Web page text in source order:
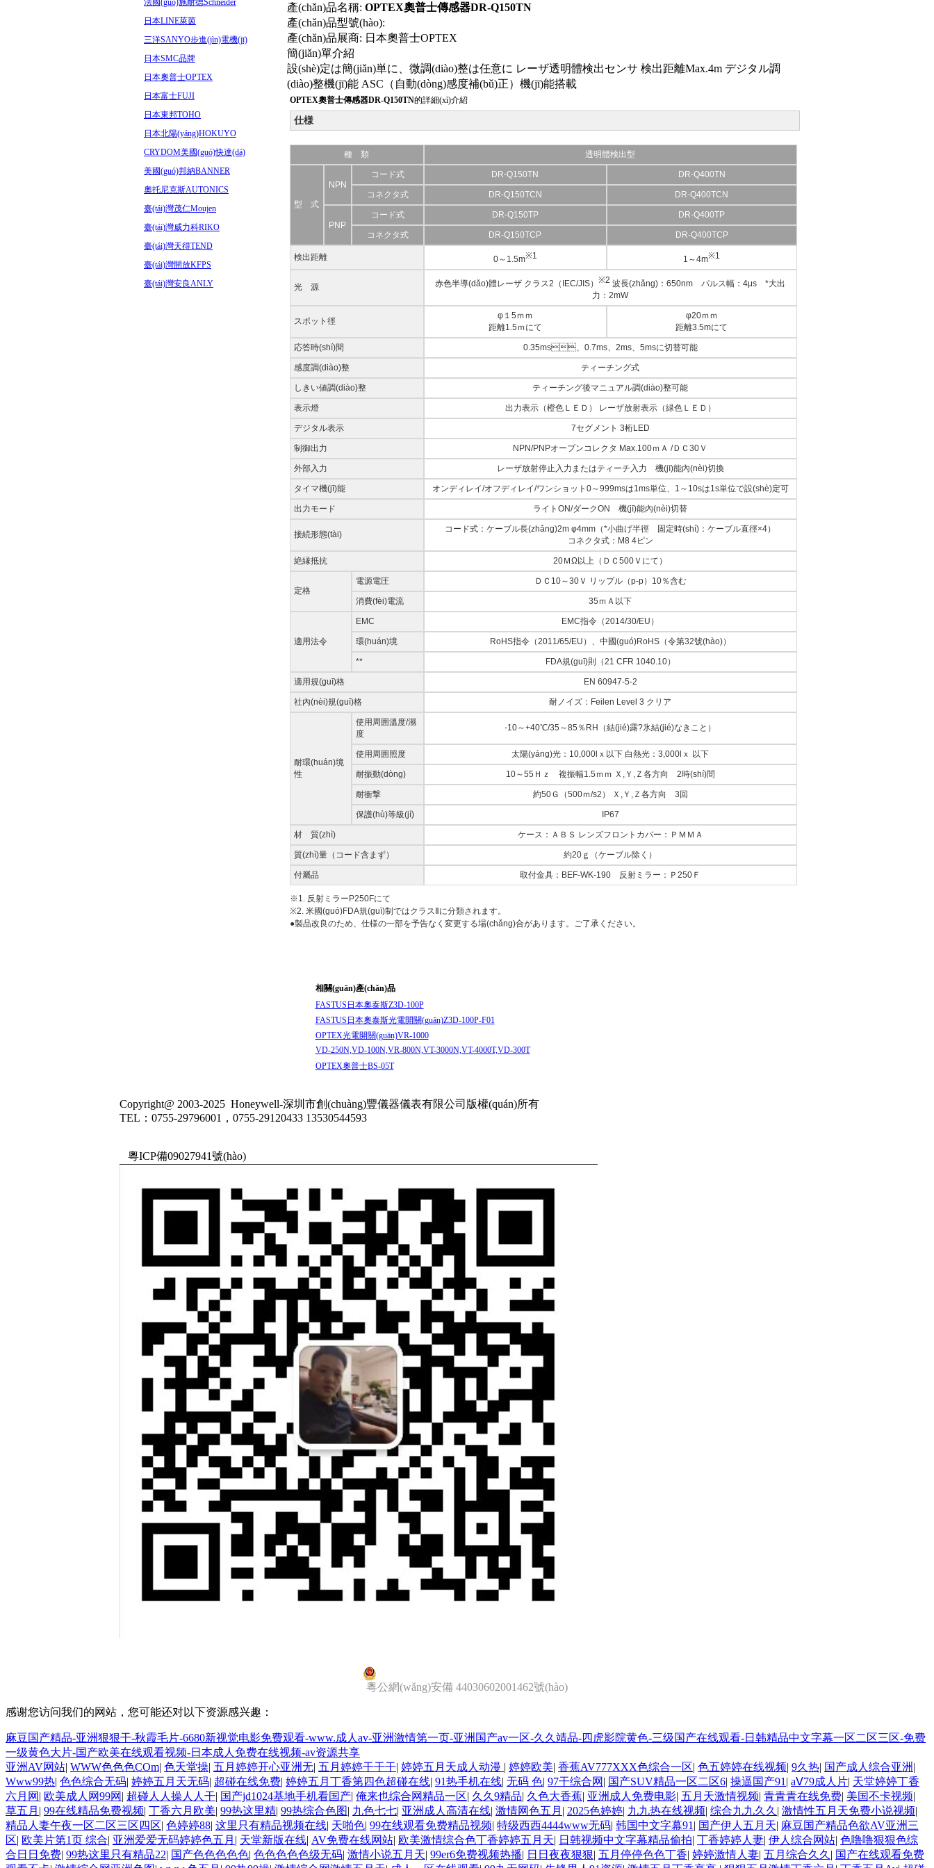
法國(guó)施耐德Schneider
日本LINE萊茵
三洋SANYO步進(jìn)電機(jī)
日本SMC品牌
日本奧普士OPTEX
日本富士FUJI
日本東邦TOHO
日本北陽(yáng)HOKUYO
CRYDOM美國(guó)快達(dá)
美國(guó)邦納BANNER
奧托尼克斯AUTONICS
臺(tái)灣茂仁Moujen
臺(tái)灣威力科RIKO
臺(tái)灣天得TEND
臺(tái)灣開放KFPS
臺(tái)灣安良ANLY
產(chǎn)品名稱: OPTEX奧普士傳感器DR-Q150TN
產(chǎn)品型號(hào):
產(chǎn)品展商: 日本奧普士OPTEX
簡(jiǎn)單介紹
設(shè)定は簡(jiǎn)単に、微調(diào)整は任意に レーザ透明體検出センサ 検出距離Max.4m デジタル調
(diào)整機(jī)能 ASC（自動(dòng)感度補(bǔ)正）機(jī)能搭載
OPTEX奧普士傳感器DR-Q150TN的詳細(xì)介紹
仕様
種 類 透明體検出型
型 式
NPN
コード式 DR-Q150TN DR-Q400TN
コネクタ式 DR-Q150TCN DR-Q400TCN
PNP
コード式 DR-Q150TP DR-Q400TP
コネクタ式 DR-Q150TCP DR-Q400TCP
検出距離 0～1.5m※1 1～4m※1
光 源 赤色半導(dǎo)體レーザ クラス2（IEC/JIS） ※2 波長(zhǎng)：650nm パルス幅：4μs *大出
力：2mW
スポット徑
φ１5ｍｍ
距離1.5ｍにて
φ20ｍｍ
距離3.5mにて
応答時(shí)間 0.35ms、0.7ms、2ms、5msに切替可能
感度調(diào)整 ティーチング式
しきい値調(diào)整 ティーチング後マニュアル調(diào)整可能
表示燈 出力表示（橙色ＬＥＤ） レーザ放射表示（緑色ＬＥＤ）
デジタル表示 7セグメント 3桁LED
制御出力 NPN/PNPオープンコレクタ Max.100ｍＡ /ＤＣ30Ｖ
外部入力 レーザ放射停止入力またはティーチ入力 機(jī)能內(nèi)切換
タイマ機(jī)能 オンディレイ/オフディレイ/ワンショット0～999msは1ms単位、1～10sは1s単位で設(shè)定可
出力モード ライトON/ダークON 機(jī)能內(nèi)切替
接続形態(tài)
コード式：ケーブル長(zhǎng)2m φ4mm（*小曲げ半徑 固定時(shí)：ケーブル直徑×4）
コネクタ式：M8 4ピン
絶縁抵抗 20ＭΩ以上（ＤＣ500Ｖにて）
定格
電源電圧 ＤＣ10～30Ｖ リップル（p-p）10％含む
消費(fèi)電流 35ｍＡ以下
適用法令
EMC EMC指令（2014/30/EU）
環(huán)境 RoHS指令（2011/65/EU）、中國(guó)RoHS（令第32號(hào)）
** FDA規(guī)則（21 CFR 1040.10）
適用規(guī)格 EN 60947-5-2
社內(nèi)規(guī)格 耐ノイズ：Feilen Level 3 クリア
耐環(huán)境
性
使用周囲溫度/濕
度
-10～+40℃/35～85％RH（結(jié)露?氷結(jié)なきこと）
使用周囲照度 太陽(yáng)光：10,000lｘ以下 白熱光：3,000lｘ 以下
耐振動(dòng) 10～55Ｈｚ 複振幅1.5ｍｍ Ｘ,Ｙ,Ｚ各方向 2時(shí)間
耐衝撃 約50Ｇ（500ｍ/s2） Ｘ,Ｙ,Ｚ各方向 3回
保護(hù)等級(jí) IP67
材 質(zhì) ケース：ＡＢＳ レンズフロントカバー：ＰＭＭＡ
質(zhì)量（コード含まず） 約20ｇ（ケーブル除く）
付屬品 取付金具：BEF-WK-190 反射ミラー：Ｐ250Ｆ
※1. 反射ミラーP250Fにて
※2. 米國(guó)FDA規(guī)制ではクラスⅡに分類されます。
●製品改良のため、仕様の一部を予告なく変更する場(chǎng)合があります。ご了承ください。
相關(guān)產(chǎn)品
FASTUS日本奧泰斯Z3D-100P
FASTUS日本奧泰斯光電開關(guān)Z3D-100P-F01
OPTEX光電開關(guān)VR-1000
VD-250N,VD-100N,VR-800N,VT-3000N,VT-4000T,VD-300T
OPTEX奧普士BS-05T
Copyright@ 2003-2025 Honeywell-深圳市創(chuàng)豐儀器儀表有限公司 版權(quán)所有
TEL：0755-29796001，0755-29120433 13530544593
粵ICP備09027941號(hào)
粵公網(wǎng)安備 44030602001462號(hào)
感谢您访问我们的网站，您可能还对以下资源感兴趣：
麻豆国产精品-亚洲狠狠干-秋霞毛片-6680新视觉电影免费观看-www.成人av-亚洲激情第一页-亚洲国产av一区-久久靖品-四虎影院黄色-三级国产在线观看-日韩精品中文字幕一区二区三区-免费
一级黄色大片-国产欧美在线观看视频-日本成人免费在线视频-av资源共享
亚洲AV网站| WWW色色色COm| 色天堂操| 五月婷婷开心亚洲无| 五月婷婷干干干| 婷婷五月天成人动漫 | 婷婷欧美| 香蕉AV777XXX色综合一区| 色五婷婷在线视频| 9久热| 国产成人综合亚洲 |
Www99热| 色色综合无码| 婷婷五月天无码| 超碰在线免费| 婷婷五月丁香第四色超碰在线| 91热手机在线| 无码 色| 97干综合网 | 国产SUV精品一区二区6| 操逼国产91| aⅤ79成人片| 天堂婷婷丁香
六月网 | 欧美成人网99网 | 超碰人人操人人干| 国产jd1024基地手机看国产| 俺来也综合网精品一区| 久久9精品| 久色大香蕉| 亚洲成人免费电影| 五月天激情视频| 青青青在线免费| 美国不卡视频|
草五月 | 99在线精品免费视频| 丁香六月欧美| 99热这里精| 99热综合色图| 九色七七| 亚洲成人高清在线| 激情网色五月 | 2025色婷婷| 九九热在线视频| 综合九九久久| 激情性五月天免费小说视频|
精品人妻午夜一区二区三区四区| 色婷婷88| 这里只有精品视频在线| 天啪色| 99在线观看免费精品视频| 特级西西4444www无码| 韩国中文字幕91| 国产伊人五月天| 麻豆国产精品色欲AV亚洲三
区| 欧美片第1页 综合| 亚洲爱爱无码婷婷色五月 | 天堂新版在线| AV免费在线网站| 欧美激情综合色丁香婷婷五月天| 日韩视频中文字幕精品偷拍| 丁香婷婷人妻| 伊人综合网站| 色噜噜狠狠色综
合日日免费| 99热这里只有精品22| 国产色色色色色| 色色色色色级无码| 激情小说五月天| 99er6免费视频热播| 日日夜夜狠狠| 五月停停色色丁香| 婷婷激情人妻| 五月综合久久| 国产在线观看免费